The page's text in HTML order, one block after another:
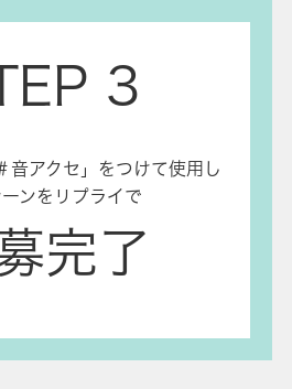
3
音アクセ」をつけて使用し
ンをリプライで
完了